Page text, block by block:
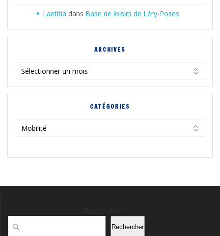
Laetitia dans Base de loisirs de Léry-Poses
ARCHIVES
CATÉGORIES
Rechercher